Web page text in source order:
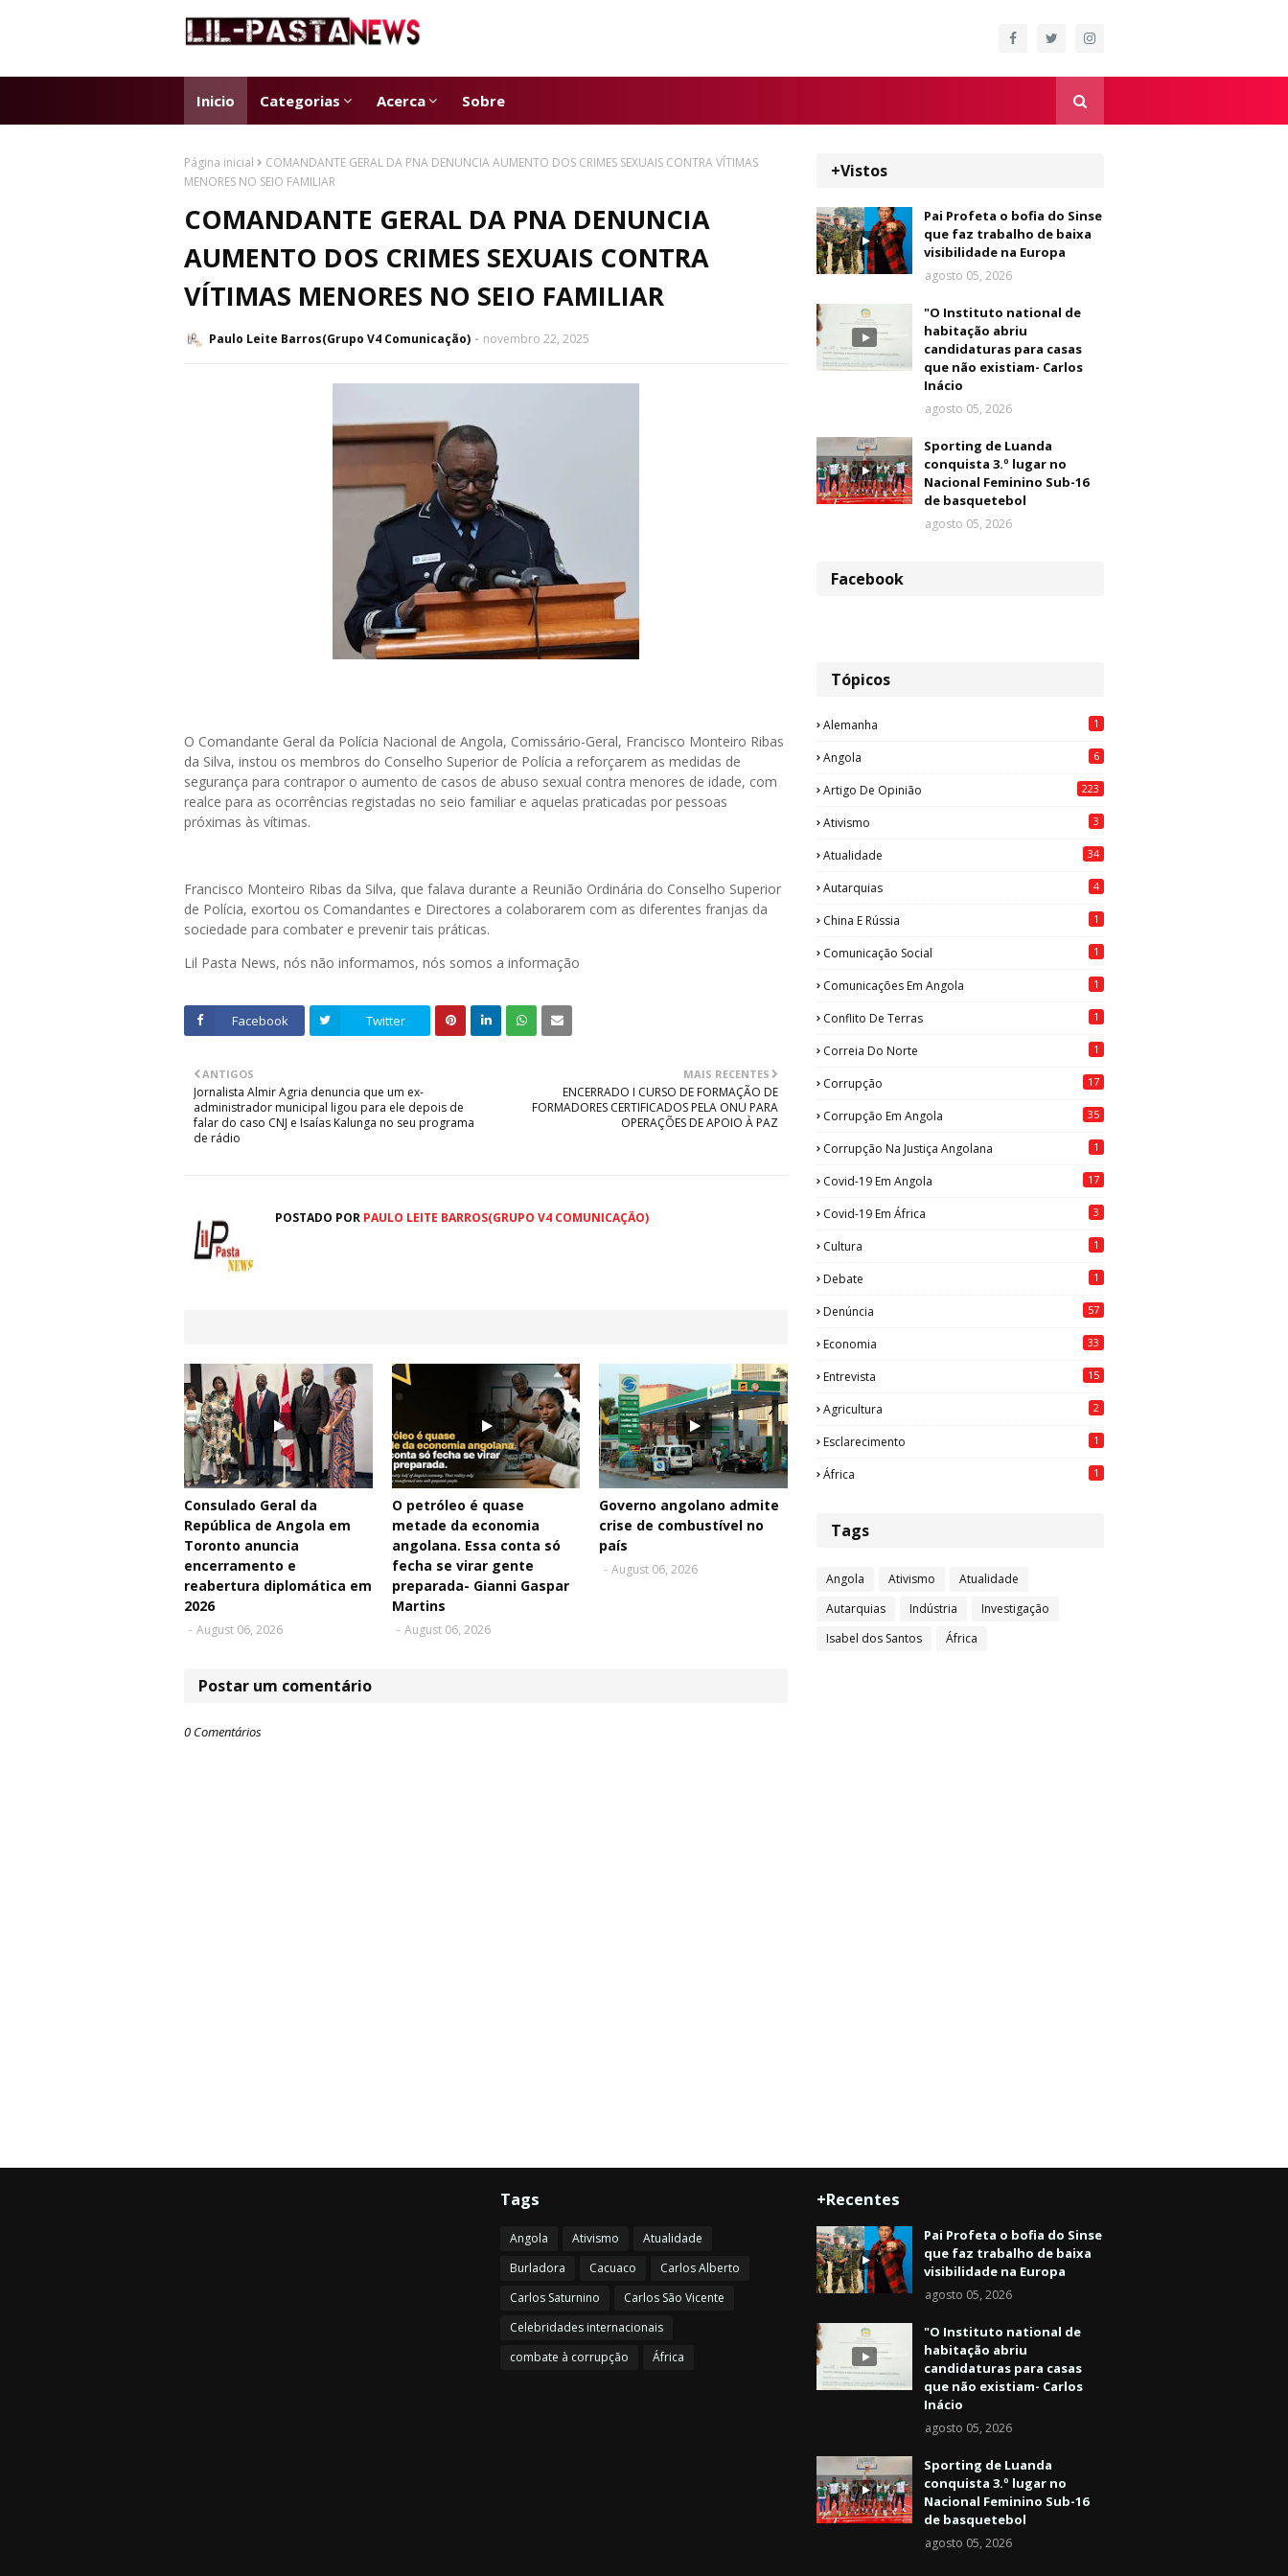
Inicio Categorias Acerca Sobre
Página inicial
COMANDANTE GERAL DA PNA DENUNCIA AUMENTO DOS CRIMES SEXUAIS CONTRA VÍTIMAS
MENORES NO SEIO FAMILIAR
COMANDANTE GERAL DA PNA DENUNCIA
AUMENTO DOS CRIMES SEXUAIS CONTRA
VÍTIMAS MENORES NO SEIO FAMILIAR
Paulo Leite Barros(Grupo V4 Comunicação) novembro 22, 2025
O Comandante Geral da Polícia Nacional de Angola, Comissário-Geral, Francisco Monteiro Ribas
da Silva, instou os membros do Conselho Superior de Polícia a reforçarem as medidas de
segurança para contrapor o aumento de casos de abuso sexual contra menores de idade, com
realce para as ocorrências registadas no seio familiar e aquelas praticadas por pessoas
próximas às vítimas.
Francisco Monteiro Ribas da Silva, que falava durante a Reunião Ordinária do Conselho Superior
de Polícia, exortou os Comandantes e Directores a colaborarem com as diferentes franjas da
sociedade para combater e prevenir tais práticas.
Lil Pasta News, nós não informamos, nós somos a informação
Facebook Twitter
MAIS RECENTES
ENCERRADO I CURSO DE FORMAÇÃO DE
FORMADORES CERTIFICADOS PELA ONU PARA
OPERAÇÕES DE APOIO À PAZ
ANTIGOS
Jornalista Almir Agria denuncia que um ex-
administrador municipal ligou para ele depois de
falar do caso CNJ e Isaías Kalunga no seu programa
de rádio
POSTADO POR PAULO LEITE BARROS(GRUPO V4 COMUNICAÇÃO)
Consulado Geral da
República de Angola em
Toronto anuncia
encerramento e
reabertura diplomática em
2026
- August 06, 2026
O petróleo é quase
metade da economia
angolana. Essa conta só
fecha se virar gente
preparada- Gianni Gaspar
Martins
- August 06, 2026
Governo angolano admite
crise de combustível no
país
- August 06, 2026
Postar um comentário
0 Comentários
+Vistos
Pai Profeta o bofia do Sinse
que faz trabalho de baixa
visibilidade na Europa
agosto 05, 2026
"O Instituto national de
habitação abriu
candidaturas para casas
que não existiam- Carlos
Inácio
agosto 05, 2026
Sporting de Luanda
conquista 3.º lugar no
Nacional Feminino Sub-16
de basquetebol
agosto 05, 2026
Facebook
Tópicos
Alemanha 1
Angola 6
Artigo De Opinião 223
Ativismo 3
Atualidade 34
Autarquias 4
China E Rússia 1
Comunicação Social 1
Comunicações Em Angola 1
Conflito De Terras 1
Correia Do Norte 1
Corrupção 17
Corrupção Em Angola 35
Corrupção Na Justiça Angolana 1
Covid-19 Em Angola 17
Covid-19 Em África 3
Cultura 1
Debate 1
Denúncia 57
Economia 33
Entrevista 15
Agricultura 2
Esclarecimento 1
África 1
Tags
Angola Ativismo
Atualidade
Autarquias
Indústria
Investigação
Isabel dos Santos
África
Tags
Angola Ativismo
Atualidade
Burladora
Cacuaco
Carlos Alberto
Carlos Saturnino
Carlos São Vicente
Celebridades internacionais
combate à corrupção
África
+Recentes
Pai Profeta o bofia do Sinse
que faz trabalho de baixa
visibilidade na Europa
agosto 05, 2026
"O Instituto national de
habitação abriu
candidaturas para casas
que não existiam- Carlos
Inácio
agosto 05, 2026
Sporting de Luanda
conquista 3.º lugar no
Nacional Feminino Sub-16
de basquetebol
agosto 05, 2026